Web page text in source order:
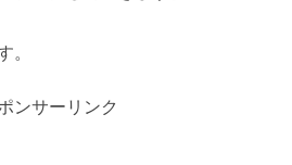
。
ンサーリンク